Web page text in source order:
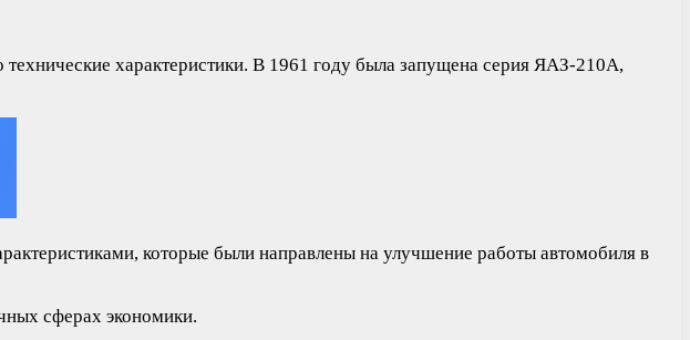
характеристики. В 1961 году была запущена серия ЯАЗ-210А,
которые были направлены на улучшение работы автомобиля в
сферах экономики.